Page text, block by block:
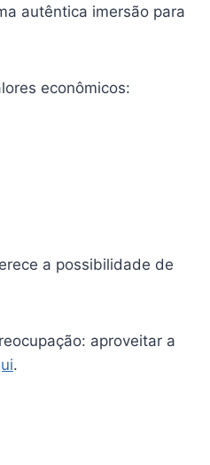
autêntica imersão para
econômicos:
a possibilidade de
aproveitar a
.